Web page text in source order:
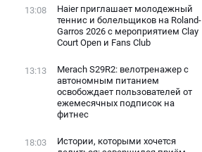
13:08
Haier приглашает молодежный
теннис и болельщиков на Roland-
Garros 2026 с мероприятием Clay
Court Open и Fans Club
13:13
Merach S29R2: велотренажер с
автономным питанием
освобождает пользователей от
ежемесячных подписок на
фитнес
18:03
Истории, которыми хочется